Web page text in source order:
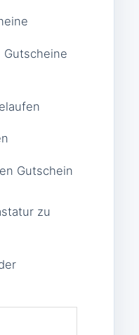
Gutscheine
Gutschein
zu